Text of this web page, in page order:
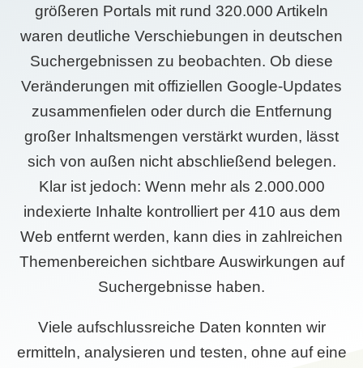
größeren Portals mit rund 320.000 Artikeln
waren deutliche Verschiebungen in deutschen
Suchergebnissen zu beobachten. Ob diese
Veränderungen mit offiziellen Google-Updates
zusammenfielen oder durch die Entfernung
großer Inhaltsmengen verstärkt wurden, lässt
sich von außen nicht abschließend belegen.
Klar ist jedoch: Wenn mehr als 2.000.000
indexierte Inhalte kontrolliert per 410 aus dem
Web entfernt werden, kann dies in zahlreichen
Themenbereichen sichtbare Auswirkungen auf
Suchergebnisse haben.
Viele aufschlussreiche Daten konnten wir
ermitteln, analysieren und testen, ohne auf eine